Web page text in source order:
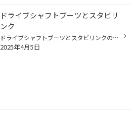
ドライブシャフトブーツとスタビリ
ンク
ドライブシャフトブーツとスタビリンクのブーツが切れてグリスが出ちゃってるので交換のご依頼をいただきました。 前回の点検で発見させていただきました。 ありがとうございますm(_ _)m 車はN-BOXです。 キッチリ交換・清掃させていただきました。 ご依頼ありがとうございましたm(_ _)m
2025年4月5日